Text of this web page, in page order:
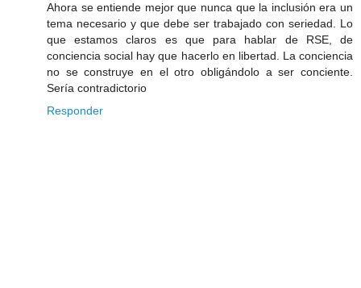
Ahora se entiende mejor que nunca que la inclusión era un
tema necesario y que debe ser trabajado con seriedad. Lo
que estamos claros es que para hablar de RSE, de
conciencia social hay que hacerlo en libertad. La conciencia
no se construye en el otro obligándolo a ser conciente.
Sería contradictorio
Responder